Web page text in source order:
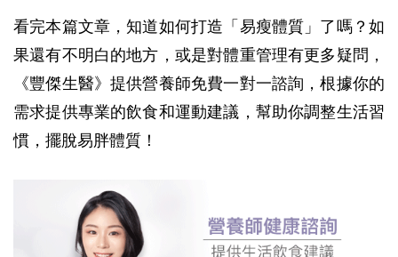
看完本篇文章，知道如何打造「易瘦體質」了嗎？如
果還有不明白的地方，或是對體重管理有更多疑問，
《豐傑生醫》提供營養師免費一對一諮詢，根據你的
需求提供專業的飲食和運動建議，幫助你調整生活習
慣，擺脫易胖體質！